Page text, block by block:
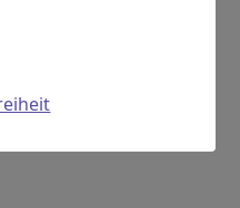
tollen
darunter: